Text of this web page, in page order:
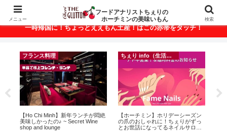
ベトナム・ホーチミンの美味いもんが満載！
一時帰国に！ちょっとええもん土産！はこの赤帯をタッチ！
ちぇり info（生活情報）
【追記】日本での電話番号ゲット
＆キープ！機種変時のデータ移行
に失敗したけど復活できた話！~
【 Ho Chi Minh】🍺 Happy Hour
and More in Ho Chi Minh CIty 🍺
メニュー
フードアナリストちぇりの
ホーチミンの美味いもん
検索